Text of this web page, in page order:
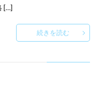
[…]
続きを読む